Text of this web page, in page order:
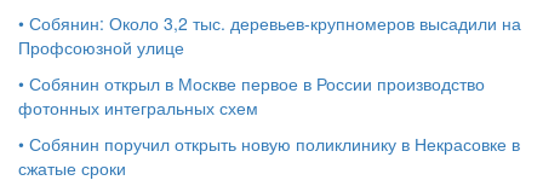
• Собянин: Около 3,2 тыс. деревьев-крупномеров высадили на
Профсоюзной улице
• Собянин открыл в Москве первое в России производство
фотонных интегральных схем
• Собянин поручил открыть новую поликлинику в Некрасовке в
сжатые сроки